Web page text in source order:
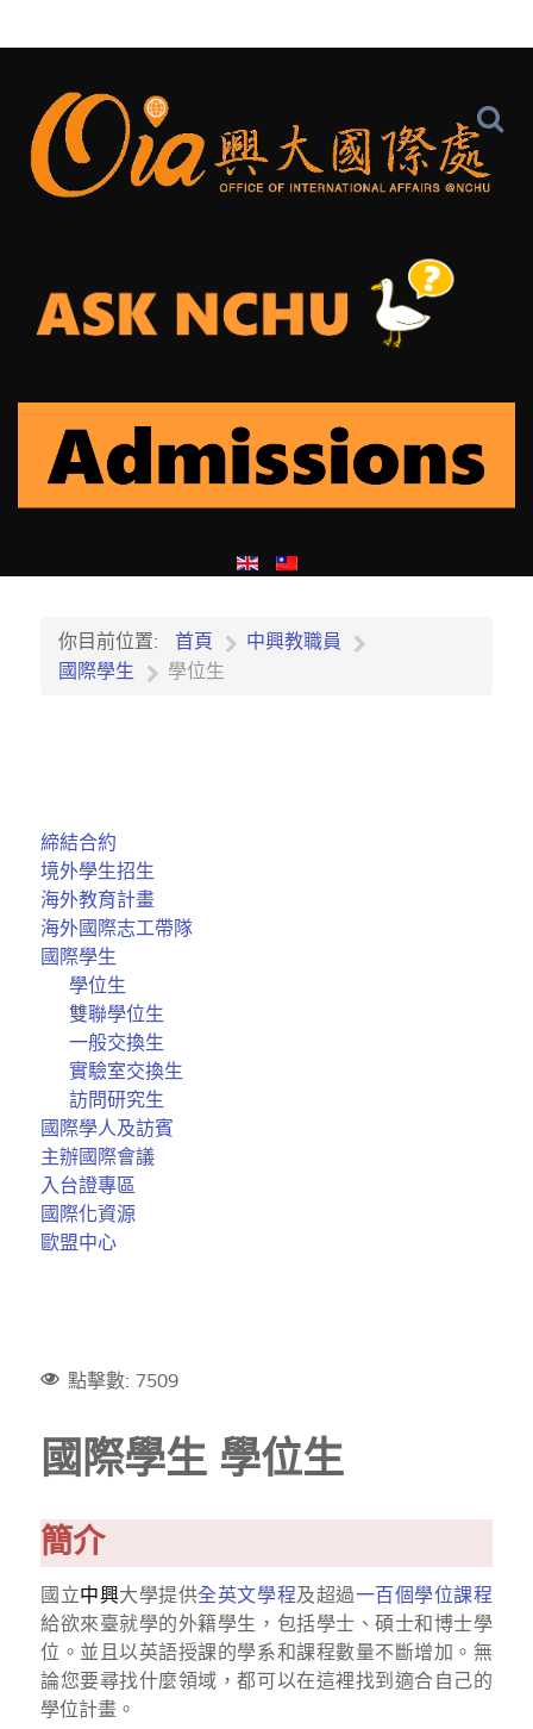
你目前位置: 首頁
中興教職員
國際學生
學位生
締結合約
境外學生招生
海外教育計畫
海外國際志工帶隊
國際學生
學位生
雙聯學位生
一般交換生
實驗室交換生
訪問研究生
國際學人及訪賓
主辦國際會議
入台證專區
國際化資源
歐盟中心
點擊數: 7509
國際學生 學位生
簡介
國立中興大學提供全英文學程及超過一百個學位課程
給欲來臺就學的外籍學生，包括學士、碩士和博士學
位。並且以英語授課的學系和課程數量不斷增加。無
論您要尋找什麼領域，都可以在這裡找到適合自己的
學位計畫。